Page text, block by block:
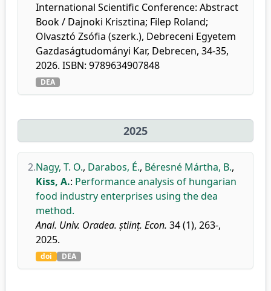
International Scientific Conference: Abstract
Book / Dajnoki Krisztina; Filep Roland;
Olvasztó Zsófia (szerk.), Debreceni Egyetem
Gazdaságtudományi Kar, Debrecen, 34-35,
2026. ISBN: 9789634907848
DEA
2025
2.Nagy, T. O., Darabos, É., Béresné Mártha, B.,
Kiss, A.: Performance analysis of hungarian
food industry enterprises using the dea
method.
Anal. Univ. Oradea. științ. Econ. 34 (1), 263-,
2025.
doi DEA